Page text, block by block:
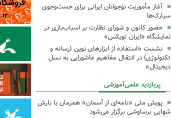
آغاز مأموریت نوجوانان ایرانی برای جست‌وجوی
سیارک‌ها
حضور کانون و شورای نظارت بر اسباب‌بازی در
نمایشگاه «ایران تویکس»
نشست «استفاده از ابزارهای نوین (رسانه و
تکنولوژی) در انتقال مفاهیم عاشورایی به نسل
دیجیتال»
پربازدید علمی‌آموزشی
پویش ملی «نامه‌ای از آسمان» همزمان با بارش
شهابی برساوشی برگزار می‌شود